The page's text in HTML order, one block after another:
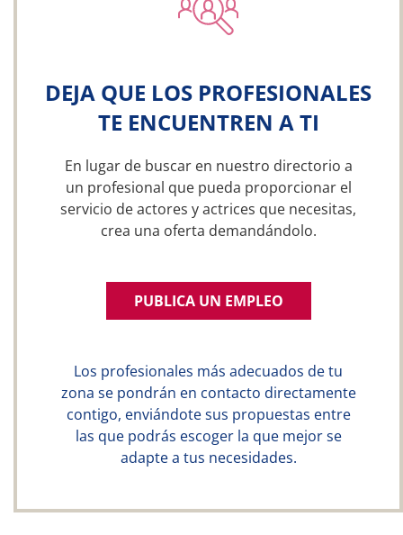
DEJA QUE LOS PROFESIONALES
TE ENCUENTREN A TI
En lugar de buscar en nuestro directorio a
un profesional que pueda proporcionar el
servicio de actores y actrices que necesitas,
crea una oferta demandándolo.
PUBLICA UN EMPLEO
Los profesionales más adecuados de tu
zona se pondrán en contacto directamente
contigo, enviándote sus propuestas entre
las que podrás escoger la que mejor se
adapte a tus necesidades.